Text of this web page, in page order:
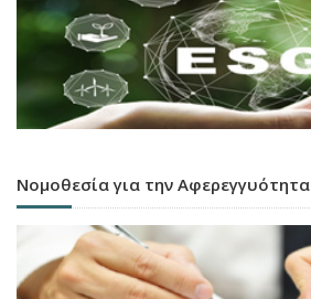
Νομοθεσία για την Αφερεγγυότητα